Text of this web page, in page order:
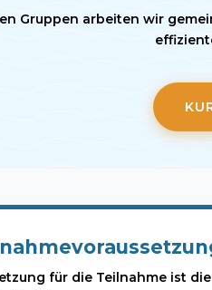
Gruppen arbeiten wir
für die Teilnahme ist